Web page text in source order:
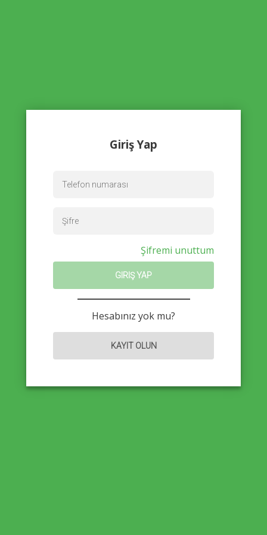
Giriş Yap
Şifremi unuttum
GIRIŞ YAP
Hesabınız yok mu?
KAYIT OLUN